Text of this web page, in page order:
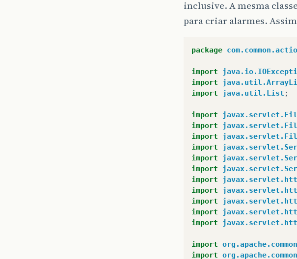
inclusive. A mesma
para criar alarmes.
package
import
import
import
java.util.List ;
import
import
import
import
import
import
import
import
import
import
import
import
import